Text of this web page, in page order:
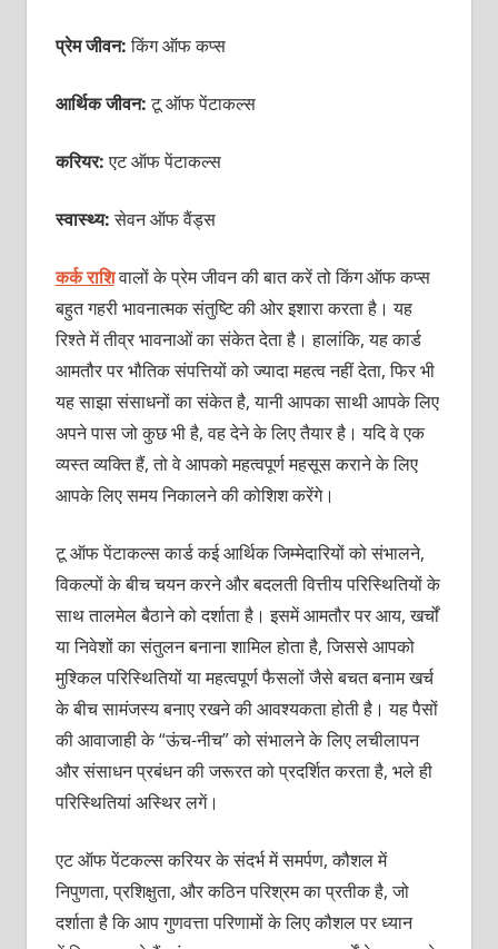
प्रेम जीवन:किंग ऑफ कप्स
आर्थिक जीवन:टू ऑफ पेंटाकल्स
करियर:एट ऑफपेंटाकल्स
स्वास्थ्य:सेवन ऑफ वैंड्स
कर्क राशिवालों के प्रेम जीवन की बात करें तोकिंग ऑफ कप्स
बहुत गहरी भावनात्मक संतुष्टि की ओर इशारा करता है। यह
रिश्ते में तीव्र भावनाओं का संकेत देता है। हालांकि, यह कार्ड
आमतौर पर भौतिक संपत्तियों को ज्यादा महत्व नहीं देता, फिर भी
यह साझा संसाधनों का संकेत है, यानी आपका साथी आपके लिए
अपने पास जो कुछ भी है, वह देने के लिए तैयार है। यदि वे एक
व्यस्त व्यक्ति हैं, तो वे आपको महत्वपूर्ण महसूस कराने के लिए
आपके लिए समय निकालने की कोशिश करेंगे।
टू ऑफ पेंटाकल्स कार्ड कई आर्थिक जिम्मेदारियों को संभालने,
विकल्पों के बीच चयन करने और बदलती वित्तीय परिस्थितियों के
साथ तालमेल बैठाने को दर्शाता है। इसमें आमतौर पर आय, खर्चों
या निवेशों का संतुलन बनाना शामिल होता है, जिससे आपको
मुश्किल परिस्थितियों या महत्वपूर्ण फैसलों जैसे बचत बनाम खर्च
के बीच सामंजस्य बनाए रखने की आवश्यकता होती है। यह पैसों
की आवाजाही के “ऊंच-नीच” को संभालने के लिए लचीलापन
और संसाधन प्रबंधन की जरूरत को प्रदर्शित करता है, भले ही
परिस्थितियां अस्थिर लगें।
एट ऑफ पेंटकल्स करियर के संदर्भ में समर्पण, कौशल में
निपुणता, प्रशिक्षुता, और कठिन परिश्रम का प्रतीक है, जो
दर्शाता है कि आप गुणवत्ता परिणामों के लिए कौशल पर ध्यान